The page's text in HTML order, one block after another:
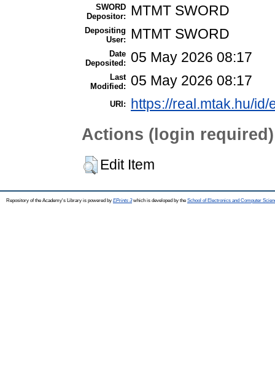
SWORD
Depositor:
MTMT SWORD
Depositing
User:
MTMT SWORD
Date
Deposited:
05 May 2026 08:17
Last
Modified:
05 May 2026 08:17
URI: https://real.mtak.hu/id/
Actions (login required)
Edit Item
Repository of the Academy's Library is powered by EPrints 3which is developed by the School of Electronics and Computer